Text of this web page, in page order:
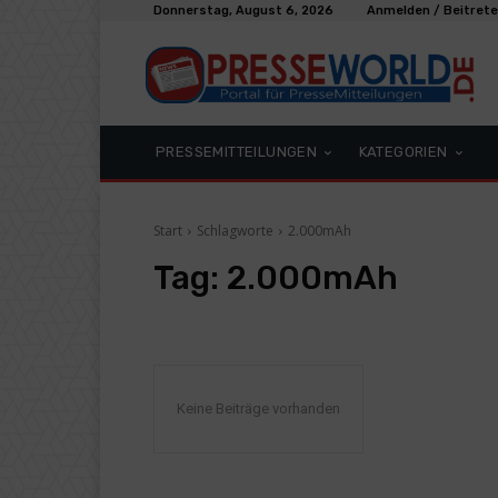
Donnerstag, August 6, 2026 Anmelden /
PRESSEMITTEILUNGEN KATEGORIEN
Start Schlagworte 2.000mAh
Tag: 2.000mAh
Keine Beiträge vorhanden